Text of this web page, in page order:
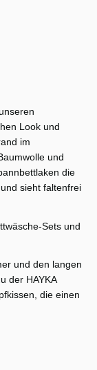
Look und
im
und
die
sieht faltenfrei
Sets und
und den langen
der HAYKA
die einen